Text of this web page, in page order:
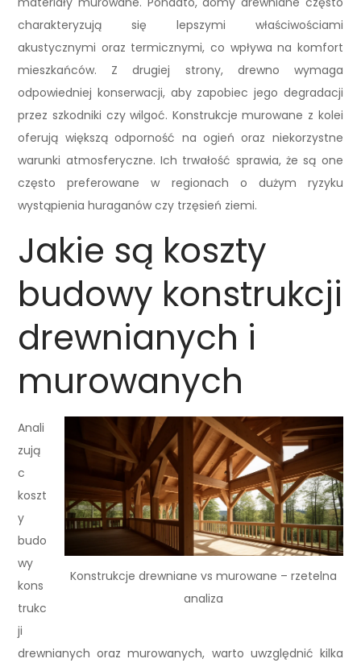
charakteryzują się lepszymi właściwościami
akustycznymi oraz termicznymi, co wpływa na komfort
mieszkańców. Z drugiej strony, drewno wymaga
odpowiedniej konserwacji, aby zapobiec jego degradacji
przez szkodniki czy wilgoć. Konstrukcje murowane z kolei
oferują większą odporność na ogień oraz niekorzystne
warunki atmosferyczne. Ich trwałość sprawia, że są one
często preferowane w regionach o dużym ryzyku
wystąpienia huraganów czy trzęsień ziemi.
Jakie są koszty
budowy konstrukcji
drewnianych i
murowanych
Konstrukcje drewniane vs murowane – rzetelna
analiza
Anali
zują
c
koszt
y
budo
wy
kons
trukc
ji
drewnianych oraz murowanych, warto uwzględnić kilka